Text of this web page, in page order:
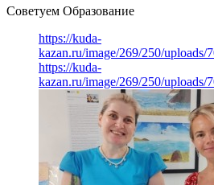
Советуем Образование
https://kuda-
kazan.ru/image/269/250/uploads/
https://kuda-
kazan.ru/image/269/250/uploads/